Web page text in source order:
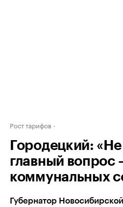
Рост тарифов
Городецкий:
главный вопрос
коммунальных
Губернатор